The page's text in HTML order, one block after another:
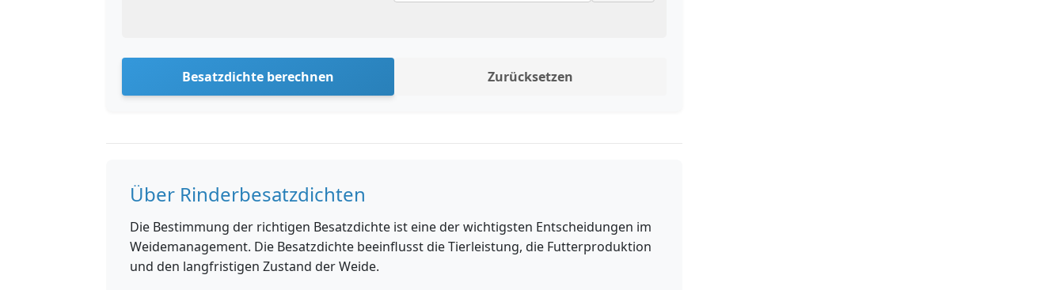
Besatzdichte berechnen Zurücksetzen
Über Rinderbesatzdichten
Die Bestimmung der richtigen Besatzdichte ist eine der wichtigsten Entscheidungen im
Weidemanagement. Die Besatzdichte beeinflusst die Tierleistung, die Futterproduktion
und den langfristigen Zustand der Weide.